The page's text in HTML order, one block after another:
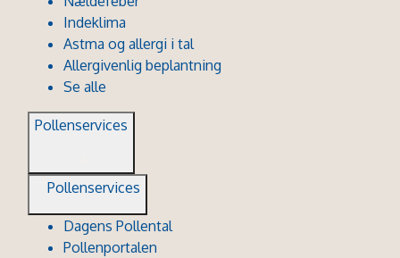
Indeklima
Astma og allergi i tal
Allergivenlig beplantning
Se alle
Pollenservices
Pollenservices
Dagens Pollental
Pollenportalen